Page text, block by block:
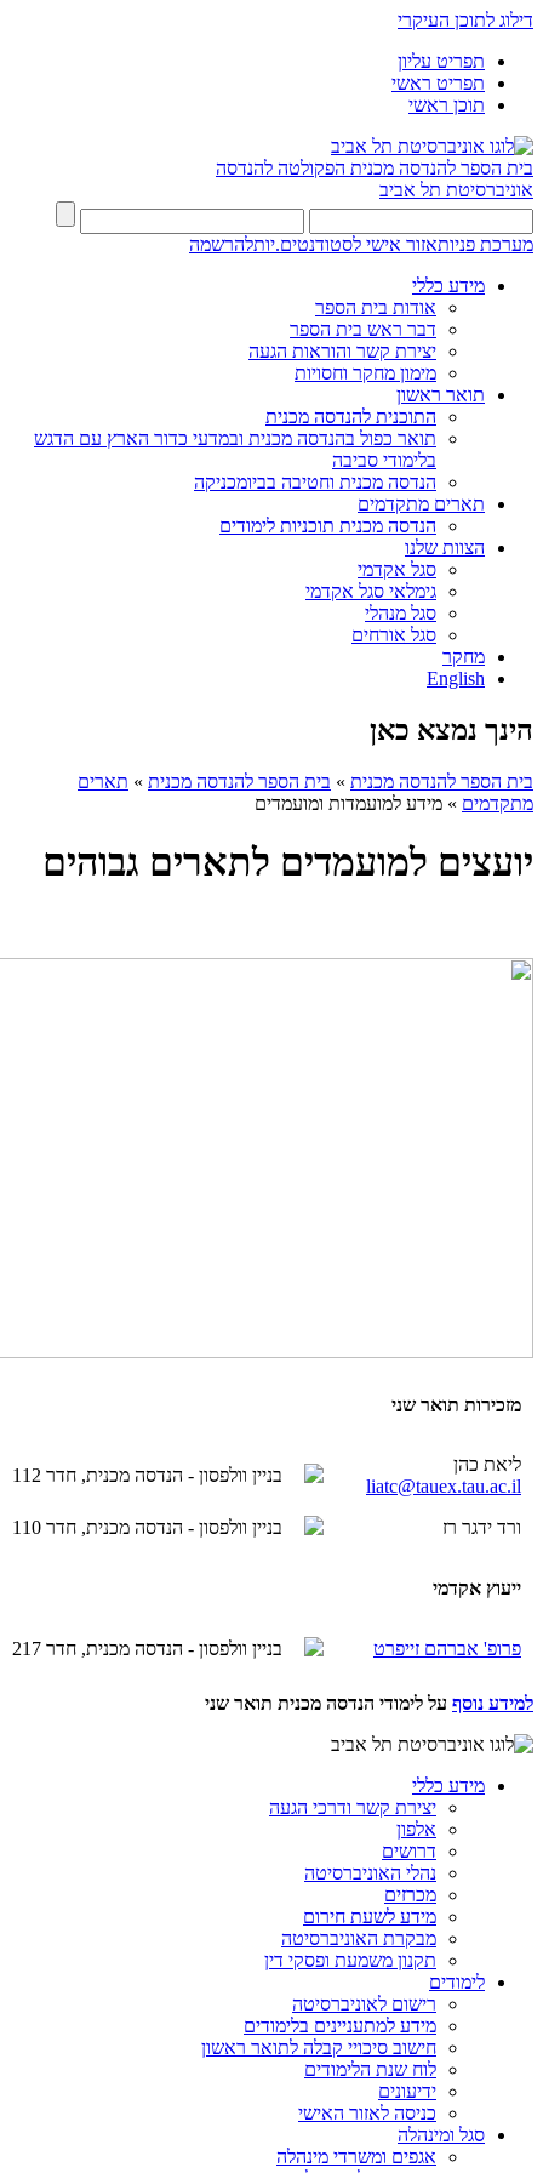
דילוג לתוכן העיקרי
תפריט עליון
תפריט ראשי
תוכן ראשי
בית הספר להנדסה מכנית הפקולטה להנדסה
אוניברסיטת תל אביב
מערכת פניותאזור אישי לסטודנטים.יותלהרשמה
מידע כללי
אודות בית הספר
דבר ראש בית הספר
יצירת קשר והוראות הגעה
מימון מחקר וחסויות
תואר ראשון
התוכנית להנדסה מכנית
תואר כפול בהנדסה מכנית ובמדעי כדור הארץ עם הדגש
בלימודי סביבה
הנדסה מכנית וחטיבה בביומכניקה
תארים מתקדמים
הנדסה מכנית תוכניות לימודים
הצוות שלנו
סגל אקדמי
גימלאי סגל אקדמי
סגל מנהלי
סגל אורחים
מחקר
English
הינך נמצא כאן
בית הספר להנדסה מכנית » בית הספר להנדסה מכנית » תארים
מתקדמים » מידע למועמדות ומועמדים
יועצים למועמדים לתארים גבוהים
מזכירות תואר שני
ליאת כהן
liatc@tauex.tau.ac.il
בניין וולפסון - הנדסה מכנית, חדר 112
ורד ידגר רז בניין וולפסון - הנדסה מכנית, חדר 110
ייעוץ אקדמי
פרופ' אברהם זייפרט בניין וולפסון - הנדסה מכנית, חדר 217
למידע נוסף על לימודי הנדסה מכנית תואר שני
מידע כללי
יצירת קשר ודרכי הגעה
אלפון
דרושים
נהלי האוניברסיטה
מכרזים
מידע לשעת חירום
מבקרת האוניברסיטה
תקנון משמעת ופסקי דין
לימודים
רישום לאוניברסיטה
מידע למתעניינים בלימודים
חישוב סיכויי קבלה לתואר ראשון
לוח שנת הלימודים
ידיעונים
כניסה לאזור האישי
סגל ומינהלה
אגפים ומשרדי מינהלה